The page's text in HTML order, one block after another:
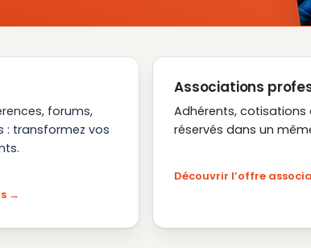
forums,
: transformez vos
Associations
Adhérents, cotisations
réservés dans un
Découvrir l’offre